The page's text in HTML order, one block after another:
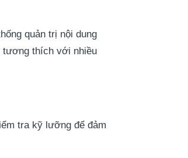
quản trị nội dung
tương thích với nhiều
tra kỹ lưỡng để đảm